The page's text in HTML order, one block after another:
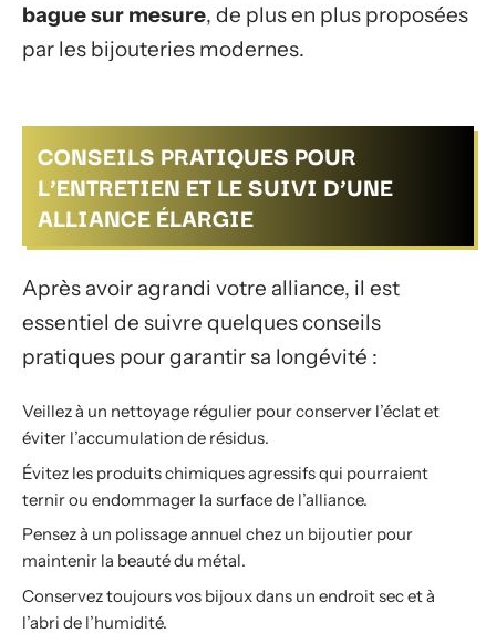
bague sur mesure, de plus en plus proposées
par les bijouteries modernes.
CONSEILS PRATIQUES POUR
L’ENTRETIEN ET LE SUIVI D’UNE
ALLIANCE ÉLARGIE
Après avoir agrandi votre alliance, il est
essentiel de suivre quelques conseils
pratiques pour garantir sa longévité :
Veillez à un nettoyage régulier pour conserver l’éclat et
éviter l’accumulation de résidus.
Évitez les produits chimiques agressifs qui pourraient
ternir ou endommager la surface de l’alliance.
Pensez à un polissage annuel chez un bijoutier pour
maintenir la beauté du métal.
Conservez toujours vos bijoux dans un endroit sec et à
l’abri de l’humidité.